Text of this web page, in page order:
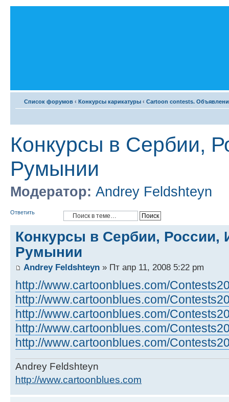
Список форумов ‹ Конкурсы карикатуры ‹ Cartoon contests.
Конкурсы в Сербии,
Румынии
Модератор: Andrey Feldshteyn
Ответить
Конкурсы в Сербии, России,
Румынии
Andrey Feldshteyn » Пт апр 11, 2008 5:22 pm
http://www.cartoonblues.com/
http://www.cartoonblues.com/
http://www.cartoonblues.com/
http://www.cartoonblues.com/
http://www.cartoonblues.com/
Andrey Feldshteyn
http://www.cartoonblues.com